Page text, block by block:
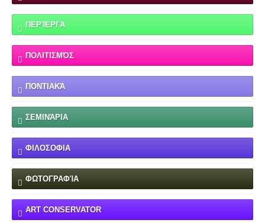
ΠΕΡΊΕΡΓΑ
ΠΟΛΙΤΙΣΜΌΣ
ΠΟΝΤΙΑΚΆ
ΣΕΜΙΝΆΡΙΑ
ΦΙΛΟΣΟΦΙΑ
ΦΩΤΟΓΡΑΦΊΑ
ART CONSERVATOR